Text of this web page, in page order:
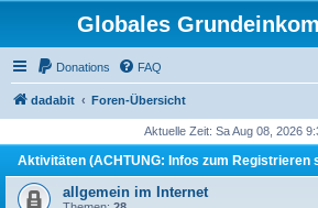
Globales
Donations FAQ
dadabit Foren-Übersicht
Aktuelle Zeit: Sa Aug 08, 2026
Aktivitäten (ACHTUNG: Infos zum Registrieren
allgemein im Internet